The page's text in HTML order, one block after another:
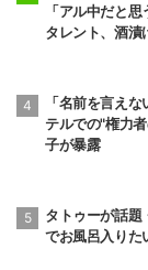
「アル中だと
タレント、酒漬
「名前を言え
テルでの"権力
子が暴露
タトゥーが話題
でお風呂入りた